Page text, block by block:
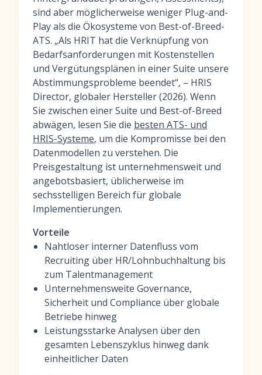
sind aber möglicherweise weniger Plug-and-
Play als die Ökosysteme von Best-of-Breed-
ATS. „Als HRIT hat die Verknüpfung von
Bedarfsanforderungen mit Kostenstellen
und Vergütungsplänen in einer Suite unsere
Abstimmungsprobleme beendet“, – HRIS
Director, globaler Hersteller (2026). Wenn
Sie zwischen einer Suite und Best-of-Breed
abwägen, lesen Sie die besten ATS- und
HRIS-Systeme, um die Kompromisse bei den
Datenmodellen zu verstehen. Die
Preisgestaltung ist unternehmensweit und
angebotsbasiert, üblicherweise im
sechsstelligen Bereich für globale
Implementierungen.
Vorteile
Nahtloser interner Datenfluss vom
Recruiting über HR/Lohnbuchhaltung bis
zum Talentmanagement
Unternehmensweite Governance,
Sicherheit und Compliance über globale
Betriebe hinweg
Leistungsstarke Analysen über den
gesamten Lebenszyklus hinweg dank
einheitlicher Daten